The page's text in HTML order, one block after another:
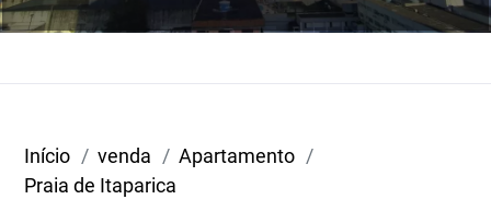
Início venda
Apartamento
Praia de Itaparica